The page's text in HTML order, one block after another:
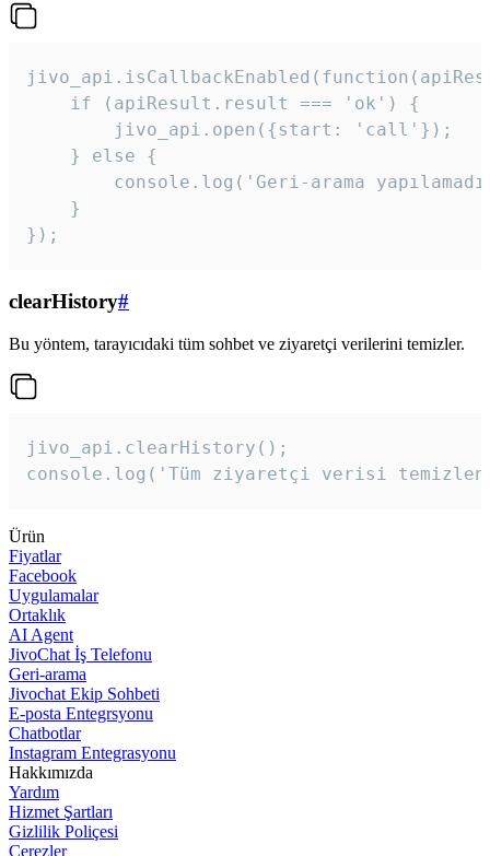
    if (apiResult.result === 'ok') {
        jivo_api.open({start: 'call'});
    } else {
console.log('Geri-arama
    }
});
clearHistory#
Bu yöntem, tarayıcıdaki tüm sohbet ve ziyaretçi verilerini temizler.
jivo_api.clearHistory();
console.log('Tüm ziyaretçi verisi
Ürün
Fiyatlar
Facebook
Uygulamalar
Ortaklık
AI Agent
JivoChat İş Telefonu
Geri-arama
Jivochat Ekip Sohbeti
E-posta Entegrsyonu
Chatbotlar
Instagram Entegrasyonu
Hakkımızda
Yardım
Hizmet Şartları
Gizlilik Poliçesi
Çerezler